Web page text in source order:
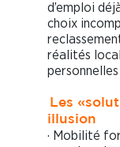
d’emploi
choix
réalités
Les
illusion
· Mobilité